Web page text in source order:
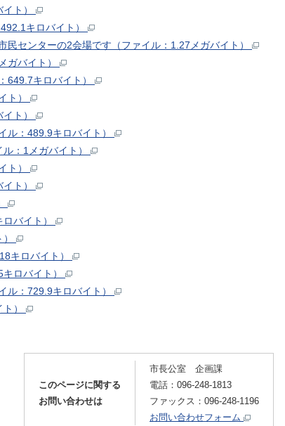
ト）
キロバイト）
センターの2会場です（ファイル：1.27メガバイト）
ガバイト）
649.7キロバイト）
ト）
ト）
：489.9キロバイト）
：1メガバイト）
ト）
ト）
バイト）
キロバイト）
ロバイト）
：729.9キロバイト）
）
このページに関する
お問い合わせは
市長公室 企画課
電話：096-248-1813
ファックス：096-248-1196
お問い合わせフォーム